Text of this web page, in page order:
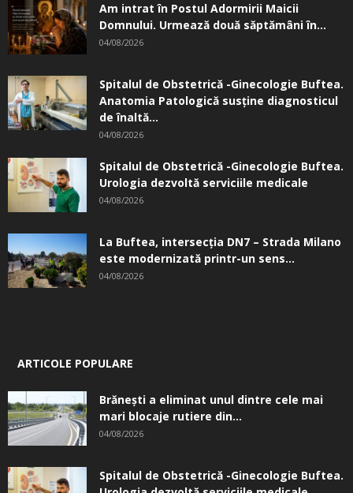
Am intrat în Postul Adormirii Maicii
Domnului. Urmează două săptămâni în...
04/08/2026
Spitalul de Obstetrică -Ginecologie Buftea.
Anatomia Patologică susţine diagnosticul
de înaltă...
04/08/2026
Spitalul de Obstetrică -Ginecologie Buftea.
Urologia dezvoltă serviciile medicale
04/08/2026
La Buftea, intersecţia DN7 – Strada Milano
este modernizată printr-un sens...
04/08/2026
ARTICOLE POPULARE
Brănești a eliminat unul dintre cele mai
mari blocaje rutiere din...
04/08/2026
Spitalul de Obstetrică -Ginecologie Buftea.